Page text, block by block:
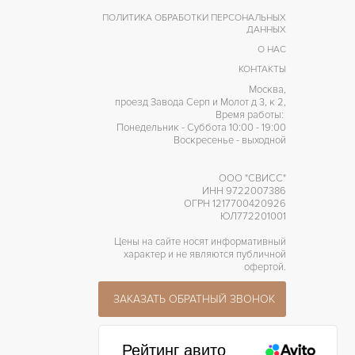
ПОЛИТИКА ОБРАБОТКИ ПЕРСОНАЛЬНЫХ
ДАННЫХ
О НАС
КОНТАКТЫ
Москва,
проезд Завода Серп и Молот д 3, к 2,
Время работы:
Понедельник - Суббота 10:00 - 19:00
Воскресенье - выходной
ООО "СВИСС"
ИНН 9722007386
ОГРН 1217700420926
ЮЛ772201001
Цены на сайте носят информативный
характер и не являются публичной
офертой.
ЗАКАЗАТЬ ОБРАТНЫЙ ЗВОНОК
Рейтинг авито